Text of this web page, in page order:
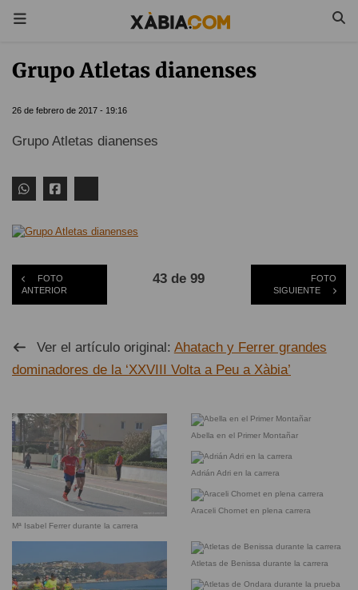
Grupo Atletas dianenses
26 de febrero de 2017 - 19:16
Grupo Atletas dianenses
FOTO
ANTERIOR
43 de 99
FOTO
SIGUIENTE
Ver el artículo original: Ahatach y Ferrer grandes
dominadores de la ‘XXVIII Volta a Peu a Xàbia’
Mª Isabel Ferrer durante la carrera
Abella en el Primer Montañar
Adrián Adri en la carrera
Araceli Chornet en plena carrera
Atletas de Benissa durante la carrera